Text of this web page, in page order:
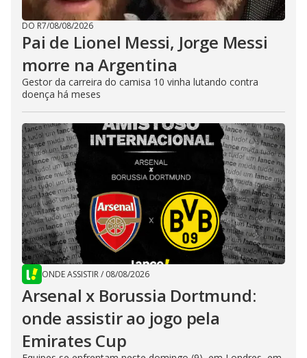
DO R7/08/08/2026
Pai de Lionel Messi, Jorge Messi
morre na Argentina
Gestor da carreira do camisa 10 vinha lutando contra
doença há meses
ONDE ASSISTIR/ 08/08/2026
Arsenal x Borussia Dortmund:
onde assistir ao jogo pela
Emirates Cup